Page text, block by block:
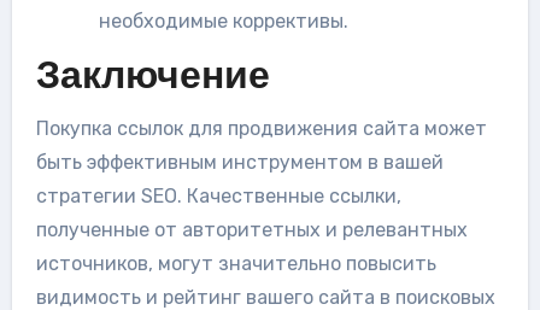
необходимые коррективы.
Заключение
Покупка ссылок для продвижения сайта может
быть эффективным инструментом в вашей
стратегии SEO. Качественные ссылки,
полученные от авторитетных и релевантных
источников, могут значительно повысить
видимость и рейтинг вашего сайта в поисковых